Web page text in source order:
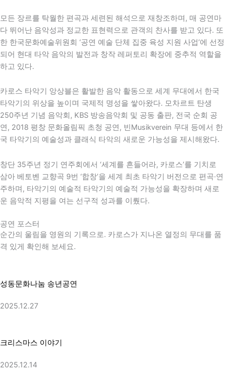
모든 장르를 탁월한 편곡과 세련된 해석으로 재창조하며, 매 공연마
다 뛰어난 음악성과 정교한 표현력으로 관객의 찬사를 받고 있다. 또
한 한국문화예술위원회 ‘공연 예술 단체 집중 육성 지원 사업’에 선정
되어 현대 타악 음악의 발전과 창작 레퍼토리 확장에 중추적 역할을
하고 있다.
카로스 타악기 앙상블은 활발한 음악 활동으로 세계 무대에서 한국
타악기의 위상을 높이며 국제적 명성을 쌓아왔다. 모차르트 탄생
250주년 기념 음악회, KBS 방송음악회 및 공동 출판, 전국 순회 공
연, 2018 평창 문화올림픽 초청 공연, 빈Musikverein 무대 등에서 한
국 타악기의 예술성과 클래식 타악의 새로운 가능성을 제시해왔다.
창단 35주년 정기 연주회에서 ‘세계를 흔들어라, 카로스’를 기치로
삼아 베토벤 교향곡 9번 ‘합창’을 세계 최초 타악기 버전으로 편곡·연
주하며, 타악기의 예술적 타악기의 예술적 가능성을 확장하며 새로
운 음악적 지평을 여는 선구적 성과를 이뤘다.
공연 포스터
순간의 울림을 영원의 기록으로. 카로스가 지나온 열정의 무대를 품
격 있게 확인해 보세요.
성동문화나눔 송년공연
2025.12.27
크리스마스 이야기
2025.12.14